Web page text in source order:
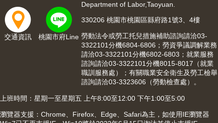
權
政
策
料
放
交通資訊 桃園市府Line
Department of Labor,Taoyuan.
330206 桃園市桃園區縣府路1號3、4樓
勞動法令或勞工托兒措施補助諮詢請洽03-
3322101分機6804-6806；勞資爭議調解業務
請洽03-3322101分機6802-6803；就業服務
諮詢請洽03-3322101分機8015-8017（就業
職訓服務處）；有關職業安全衛生及勞工檢舉
諮詢請洽03-3323606（勞動檢查處）。
上班時間：星期一至星期五 上午8:00至12:00 下午1:00至5:00
瀏覽器支援：Chrome、Firefox、Edge、Safari為主，如使用IE瀏覽器